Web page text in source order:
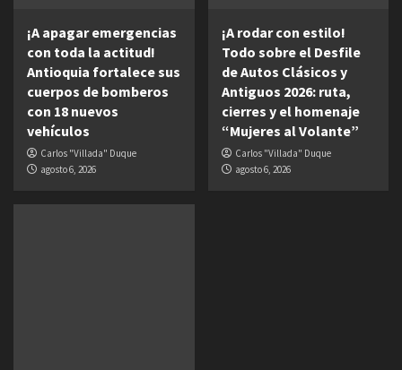
¡A apagar emergencias
con toda la actitud!
Antioquia fortalece sus
cuerpos de bomberos
con 18 nuevos
vehículos
Carlos "Villada" Duque
agosto 6, 2026
¡A rodar con estilo!
Todo sobre el Desfile
de Autos Clásicos y
Antiguos 2026: ruta,
cierres y el homenaje
“Mujeres al Volante”
Carlos "Villada" Duque
agosto 6, 2026